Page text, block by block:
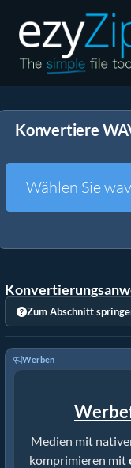
Entpacken
Weitere Tools
Konvertiere
Wählen Sie
Zum Abschnitt
Werben
Medien mit
komprimieren mit